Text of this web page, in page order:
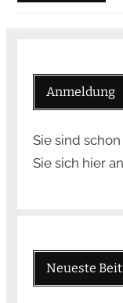
Anmeldung
Sie sind
Sie sich hier
Neueste